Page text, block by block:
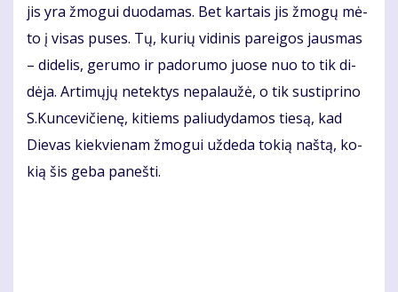
jis yra žmo­gui duo­da­mas. Bet kar­tais jis žmo­gų mė­
to į vi­sas pu­ses. Tų, ku­rių vi­di­nis pa­rei­gos jaus­mas
– di­de­lis, ge­ru­mo ir pa­do­ru­mo juo­se nuo to tik di­
dė­ja. Ar­ti­mų­jų ne­tek­tys ne­pa­lau­žė, o tik su­stip­ri­no
S.Kun­ce­vi­čie­nę, ki­tiems pa­liu­dy­da­mos tie­są, kad
Die­vas kiek­vie­nam žmo­gui už­de­da to­kią naš­tą, ko­
kią šis ge­ba pa­neš­ti.